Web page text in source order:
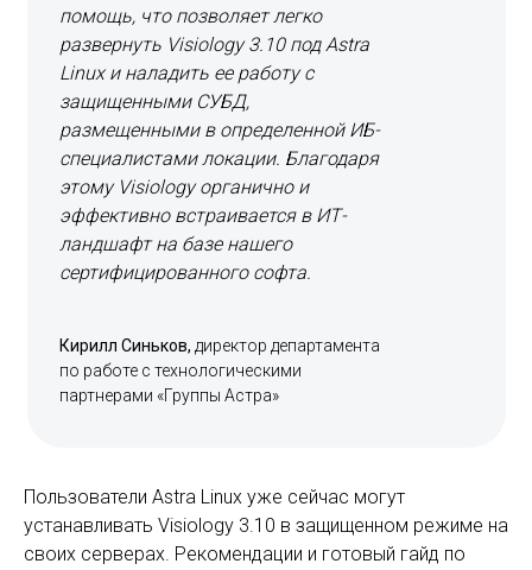
помощь, что позволяет легко
развернуть Visiology 3.10 под Astra
Linux и наладить ее работу с
защищенными СУБД,
размещенными в определенной ИБ-
специалистами локации. Благодаря
этому Visiology органично и
эффективно встраивается в ИТ-
ландшафт на базе нашего
сертифицированного софта.
Кирилл Синьков, директор департамента
по работе с технологическими
партнерами «Группы Астра»
Пользователи Astra Linux уже сейчас могут
устанавливать Visiology 3.10 в защищенном режиме на
своих серверах. Рекомендации и готовый гайд по